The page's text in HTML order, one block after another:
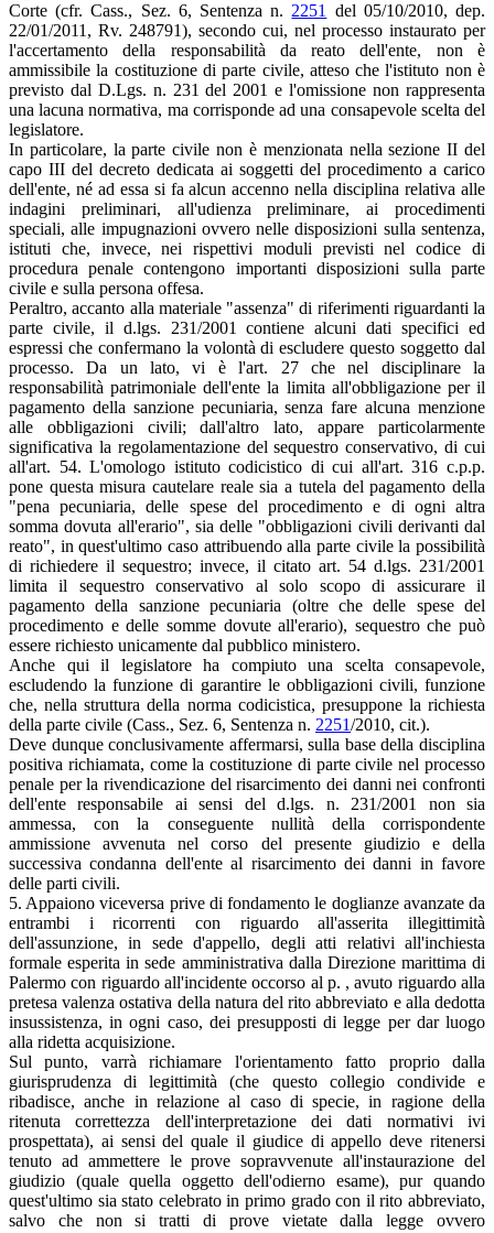
Corte (cfr. Cass., Sez. 6, Sentenza n. 2251
del 05/10/2010, dep.
22/01/2011, Rv. 248791), secondo cui, nel processo instaurato per
l'accertamento della responsabilità da reato dell'ente, non è
ammissibile la costituzione di parte civile, atteso che l'istituto non è
previsto dal D.Lgs. n. 231 del 2001 e l'omissione non rappresenta
una lacuna normativa, ma corrisponde ad una consapevole scelta del
legislatore.
In particolare, la parte civile non è menzionata nella sezione II del
capo III del decreto dedicata ai soggetti del procedimento a carico
dell'ente, né ad essa si fa alcun accenno nella disciplina relativa alle
indagini preliminari, all'udienza preliminare, ai procedimenti
speciali, alle impugnazioni ovvero nelle disposizioni sulla sentenza,
istituti che, invece, nei rispettivi moduli previsti nel codice di
procedura penale contengono importanti disposizioni sulla parte
civile e sulla persona offesa.
Peraltro, accanto alla materiale "assenza" di riferimenti riguardanti la
parte civile, il d.lgs. 231/2001 contiene alcuni dati specifici ed
espressi che confermano la volontà di escludere questo soggetto dal
processo. Da un lato, vi è l'art. 27 che nel disciplinare la
responsabilità patrimoniale dell'ente la limita all'obbligazione per il
pagamento della sanzione pecuniaria, senza fare alcuna menzione
alle obbligazioni civili; dall'altro lato, appare particolarmente
significativa la regolamentazione del sequestro conservativo, di cui
all'art. 54. L'omologo istituto codicistico di cui all'art. 316 c.p.p.
pone questa misura cautelare reale sia a tutela del pagamento della
"pena pecuniaria, delle spese del procedimento e di ogni altra
somma dovuta all'erario", sia delle "obbligazioni civili derivanti dal
reato", in quest'ultimo caso attribuendo alla parte civile la possibilità
di richiedere il sequestro; invece, il citato art. 54 d.lgs. 231/2001
limita il sequestro conservativo al solo scopo di assicurare il
pagamento della sanzione pecuniaria (oltre che delle spese del
procedimento e delle somme dovute all'erario), sequestro che può
essere richiesto unicamente dal pubblico ministero.
Anche qui il legislatore ha compiuto una scelta consapevole,
escludendo la funzione di garantire le obbligazioni civili, funzione
che, nella struttura della norma codicistica, presuppone la richiesta
della parte civile (Cass., Sez. 6, Sentenza n. 2251/2010, cit.).
Deve dunque conclusivamente affermarsi, sulla base della disciplina
positiva richiamata, come la costituzione di parte civile nel processo
penale per la rivendicazione del risarcimento dei danni nei confronti
dell'ente responsabile ai sensi del d.lgs. n. 231/2001 non sia
ammessa, con la conseguente nullità della corrispondente
ammissione avvenuta nel corso del presente giudizio e della
successiva condanna dell'ente al risarcimento dei danni in favore
delle parti civili.
5. Appaiono viceversa prive di fondamento le doglianze avanzate da
entrambi i ricorrenti con riguardo all'asserita illegittimità
dell'assunzione, in sede d'appello, degli atti relativi all'inchiesta
formale esperita in sede amministrativa dalla Direzione marittima di
Palermo con riguardo all'incidente occorso al p. , avuto riguardo alla
pretesa valenza ostativa della natura del rito abbreviato e alla dedotta
insussistenza, in ogni caso, dei presupposti di legge per dar luogo
alla ridetta acquisizione.
Sul punto, varrà richiamare l'orientamento fatto proprio dalla
giurisprudenza di legittimità (che questo collegio condivide e
ribadisce, anche in relazione al caso di specie, in ragione della
ritenuta correttezza dell'interpretazione dei dati normativi ivi
prospettata), ai sensi del quale il giudice di appello deve ritenersi
tenuto ad ammettere le prove sopravvenute all'instaurazione del
giudizio (quale quella oggetto dell'odierno esame), pur quando
quest'ultimo sia stato celebrato in primo grado con il rito abbreviato,
salvo che non si tratti di prove vietate dalla legge ovvero